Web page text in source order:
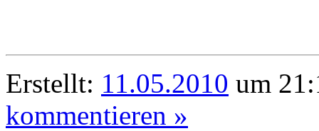
Erstellt: 11.05.2010 um
kommentieren »